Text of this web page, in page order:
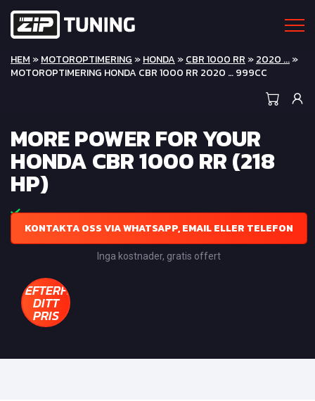
HEM »MOTOROPTIMERING »HONDA »CBR 1000 RR »2020 ...»
MOTOROPTIMERING HONDA CBR 1000 RR 2020 … 999CC
MORE POWER FOR YOUR
HONDA CBR 1000 RR (218
HP)
KONTAKTA OSS VIA WHATSAPP, EMAIL ELLER TELEFON
Inga kostnader, gratis offert
EFTERFRÅGA
DITT
PRIS